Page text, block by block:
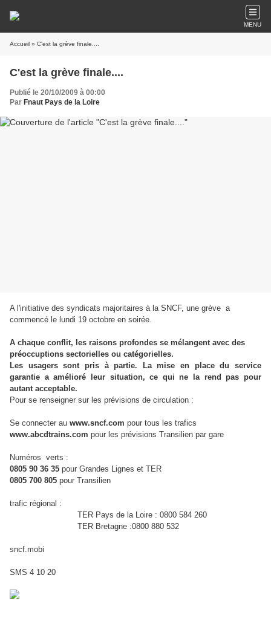
MENU
Accueil » C'est la grève finale....
C'est la grève finale....
Publié le 20/10/2009 à 00:00
Par Fnaut Pays de la Loire
A l'initiative des syndicats majoritaires à la SNCF, une grève a
commencé le lundi 19 octobre en soirée.
A chaque conflit, les raisons profondes se mélangent avec des
préoccuptions sectorielles ou catégorielles.
Les usagers sont pris à partie. La mise en place du service
garantie a amélioré leur situation, ce qui ne la rend pas pour
autant acceptable.
Pour se renseigner sur les prévisions de circulation :
Se connecter au www.sncf.com pour tous les trafics
www.abcdtrains.com pour les prévisions Transilien par gare
Numéros verts :
0805 90 36 35 pour Grandes Lignes et TER
0805 700 805 pour Transilien
trafic régional :
TER Pays de la Loire : 0800 584 260
TER Bretagne :0800 880 532
sncf.mobi
SMS 4 10 20